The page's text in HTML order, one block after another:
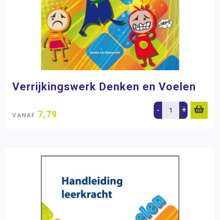
Verrijkingswerk Denken en Voelen
VANAF 7,79 - +